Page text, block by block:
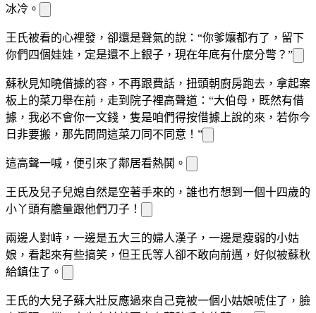
冰冷。
王氏被看的心裡發 ，卻還是聲氣的說：“你爹孃都冇了，留下
你們四個娃娃，定是還不上銀子，現在年底有什麼分彆？”
蘇秋見知曉借據的容，不再跟費話，扭頭朝廚房跑去，拿起案
板上的菜刀舉在前，走到院子裡高聲道：“大伯母，既然有借
據，我必不會你一文錢，隻是咱們得按借據上說的來，若你今
日非要搬，那先問問這菜刀同不同意！”
這高聲一喊，便引來了鄰居看熱鬨。
王氏及兒子兒媳自然是空著手來的，誰也冇想到一個十四歲的
小丫頭有膽量跟他們刀子！
兩邊人對峙，一邊是五大三的婦人漢子，一邊是瘦弱的小姑
娘，看起來有些搞笑，但王氏等人卻不敢向前邁，好似被蘇秋
給鎮住了。
王氏的大兒子蘇大壯反應過來自己竟被一個小姑娘唬住了，臉